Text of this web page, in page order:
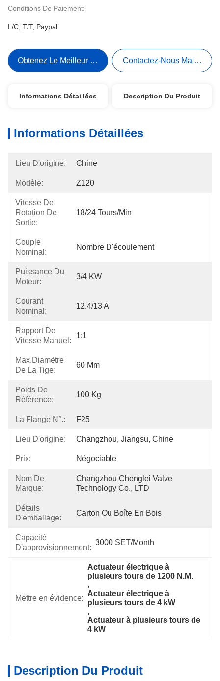
Conditions De Paiement:
L/C, T/T, Paypal
Obtenez Le Meilleur Prix Contactez-Nous Maintenant
Informations Détaillées Description Du Produit
Informations Détaillées
Lieu D'origine: Chine
Modèle: Z120
Vitesse De
Rotation De
Sortie:
18/24 Tours/min
Couple
Nominal:
Nombre D'écoulement
Puissance Du
Moteur:
3/4 KW
Courant
Nominal:
12.4/13 A
Rapport De
Vitesse Manuel:
1:1
Max.Diamètre
De La Tige:
60 Mm
Poids De
Référence:
100 Kg
La Flange N°.: F25
Lieu D'origine: Changzhou, Jiangsu, Chine
Prix: Négociable
Nom De
Marque:
Changzhou Chenglei Valve
Technology Co., LTD
Détails
D'emballage:
Carton Ou Boîte En Bois
Capacité
D'approvisionnement:
3000 SET/Month
Mettre en évidence:
Actuateur électrique à
plusieurs tours de 1200 N.M.
,
Actuateur électrique à
plusieurs tours de 4 kW
,
Actuateur à plusieurs tours de
4 kW
Description Du Produit